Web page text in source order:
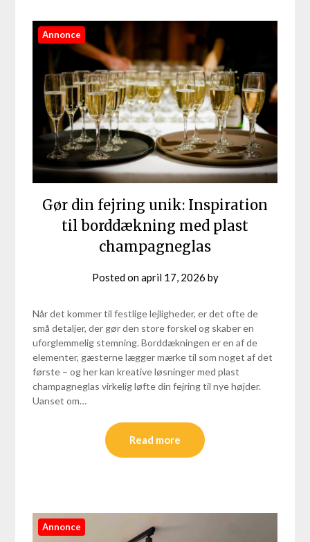
Annonce
Gør din fejring unik: Inspiration
til borddækning med plast
champagneglas
Posted onapril 17, 2026 by
Når det kommer til festlige lejligheder, er det ofte de
små detaljer, der gør den store forskel og skaber en
uforglemmelig stemning. Borddækningen er en af de
elementer, gæsterne lægger mærke til som noget af det
første – og her kan kreative løsninger med plast
champagneglas virkelig løfte din fejring til nye højder.
Uanset om…
Read more
Annonce